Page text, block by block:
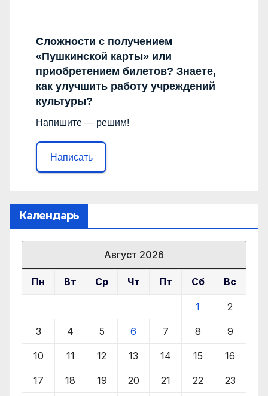
Сложности с получением
«Пушкинской карты» или
приобретением билетов? Знаете,
как улучшить работу учреждений
культуры?
Напишите — решим!
Написать
Календарь
Август 2026
Пн Вт Ср Чт Пт Сб Вс
1 2
3 4 5 6 7 8 9
10 11 12 13 14 15 16
17 18 19 20 21 22 23